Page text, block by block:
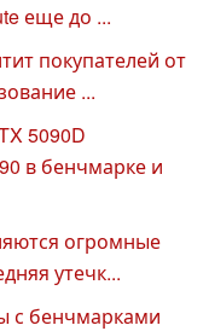
еще до ...
покупателей от
...
5090D
в бенчмарке и
огромные
утечк...
с бенчмарками